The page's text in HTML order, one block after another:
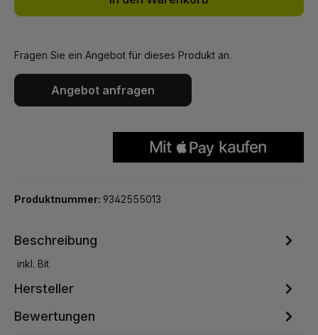
Fragen Sie ein Angebot für dieses Produkt an.
Angebot anfragen
Produktnummer: 9342555013
Beschreibung
inkl. Bit
Hersteller
Bewertungen